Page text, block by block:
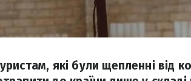
які були щепленні від